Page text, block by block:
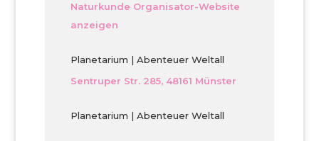
Naturkunde Organisator-Website
anzeigen
Planetarium | Abenteuer Weltall
Sentruper Str. 285, 48161 Münster
Planetarium | Abenteuer Weltall